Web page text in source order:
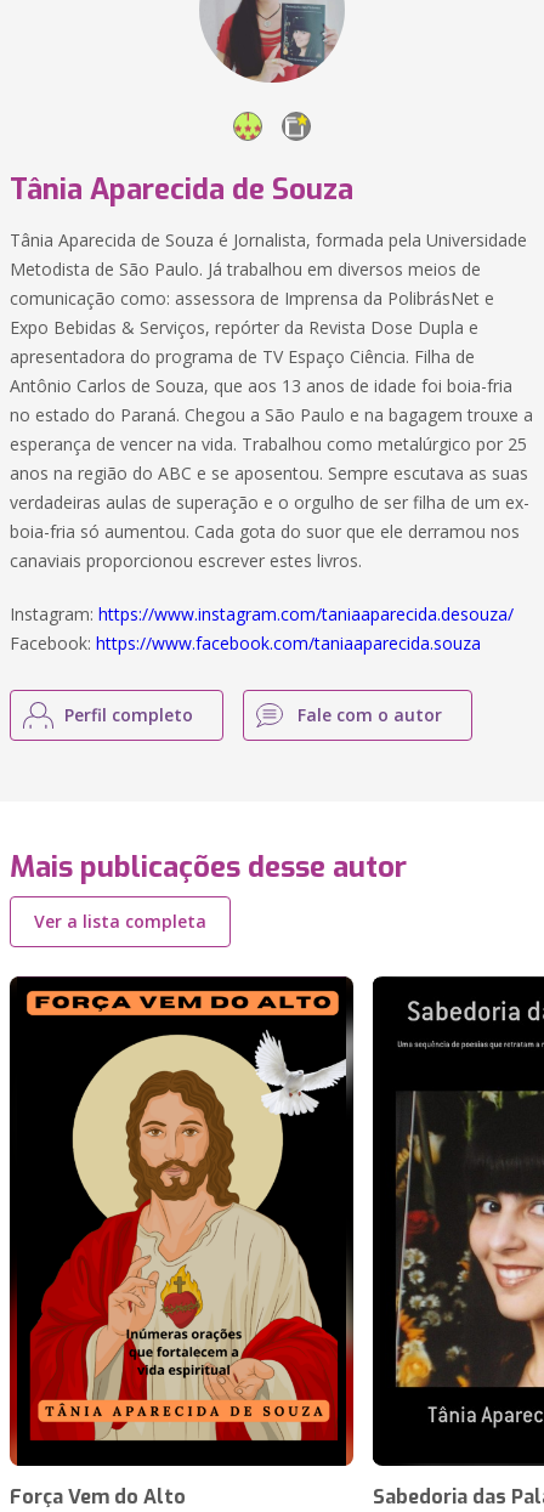
Tânia Aparecida de Souza
Tânia Aparecida de Souza é Jornalista, formada pela Universidade
Metodista de São Paulo. Já trabalhou em diversos meios de
comunicação como: assessora de Imprensa da PolibrásNet e
Expo Bebidas & Serviços, repórter da Revista Dose Dupla e
apresentadora do programa de TV Espaço Ciência. Filha de
Antônio Carlos de Souza, que aos 13 anos de idade foi boia-fria
no estado do Paraná. Chegou a São Paulo e na bagagem trouxe a
esperança de vencer na vida. Trabalhou como metalúrgico por 25
anos na região do ABC e se aposentou. Sempre escutava as suas
verdadeiras aulas de superação e o orgulho de ser filha de um ex-
boia-fria só aumentou. Cada gota do suor que ele derramou nos
canaviais proporcionou escrever estes livros.
Instagram: https://www.instagram.com/taniaaparecida.desouza/
Facebook: https://www.facebook.com/taniaaparecida.souza
Perfil completo Fale com o autor
Mais publicações desse autor
Ver a lista completa
Força Vem do Alto Sabedoria das